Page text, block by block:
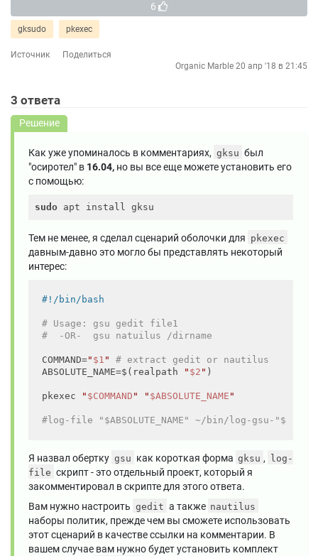
6
gksudo pkexec
Источник
Поделиться
Organic Marble 20 апр '18 в 21:45
3 ответа
Решение
Как уже упоминалось в комментариях, gksu был
"осиротел" в 16.04, но вы все еще можете установить его
с помощью:
sudo
Тем не менее, я сделал сценарий оболочки для pkexec
давным-давно это могло бы представлять некоторый
интерес:
# Usage: gsu gedit file1
#  -OR-  gsu natuilus /dirname
COMMAND=" $1 "
# extract gedit or nautilus
ABSOLUTE_NAME=$(realpath
" $2 " )
pkexec " $COMMAND " " $ABSOLUTE_NAME "
#log-file "$ABSOLUTE_NAME" ~/bin/log-gsu-
Я назвал обертку gsu как короткая форма gksu ,
log-
file скрипт - это отдельный проект, который я
закомментировал в скрипте для этого ответа.
Вам нужно настроить gedit а также nautilus
наборы политик, прежде чем вы сможете использовать
этот сценарий в качестве ссылки на комментарии. В
вашем случае вам нужно будет установить комплект